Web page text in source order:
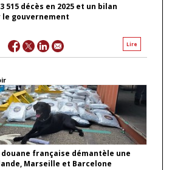
décès en 2025 et un bilan
le gouvernement
Lire
française démantèle une
Marseille et Barcelone